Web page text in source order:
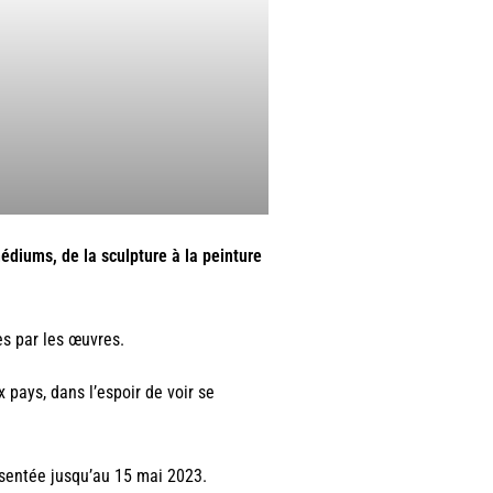
de la sculpture à la peinture
par les œuvres.
dans l’espoir de voir se
jusqu’au 15 mai 2023.